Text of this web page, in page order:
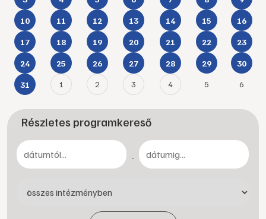
10 11 12 13 14 15 16
17 18 19 20 21 22 23
24 25 26 27 28 29 30
31 1 2 3 4 5 6
Részletes programkereső
-